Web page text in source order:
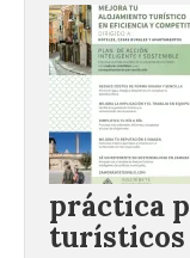
práctica
turísticos